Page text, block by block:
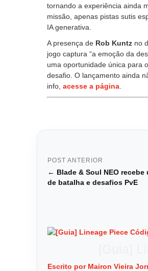
tornando a experiência ainda
missão, apenas pistas sutis
IA generativa.
A presença de Rob Kuntz no
jogo captura “a emoção da
uma oportunidade única para
desafio. O lançamento ainda
info, acesse a página.
POST ANTERIOR
← Blade & Soul NEO
de batalha e desafios PvE
Escrito por Mairon Vieira